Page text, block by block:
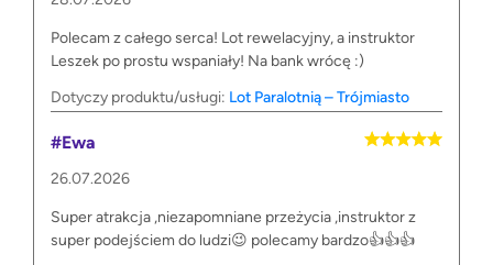
Polecam z całego serca! Lot rewelacyjny, a instruktor
Leszek po prostu wspaniały! Na bank wrócę :)
Dotyczy produktu/usługi: Lot Paralotnią – Trójmiasto
#Ewa
26.07.2026
Super atrakcja ,niezapomniane przeżycia ,instruktor z
super podejściem do ludzi😉 polecamy bardzo👍👍👍